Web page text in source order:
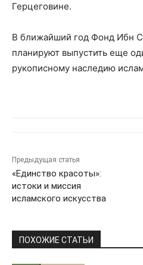
Герцеговине.
В ближайший год Фонд Ибн
планируют выпустить еще
рукописному наследию
Предыдущая статья
«Единство красоты»:
истоки и миссия
исламского искусства
ПОХОЖИЕ СТАТЬИ